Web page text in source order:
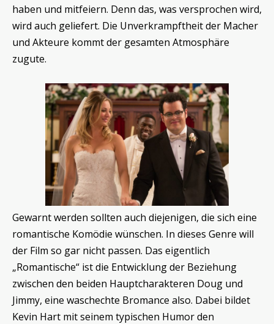
haben und mitfeiern. Denn das, was versprochen wird,
wird auch geliefert. Die Unverkrampftheit der Macher
und Akteure kommt der gesamten Atmosphäre
zugute.
Gewarnt werden sollten auch diejenigen, die sich eine
romantische Komödie wünschen. In dieses Genre will
der Film so gar nicht passen. Das eigentlich
„Romantische“ ist die Entwicklung der Beziehung
zwischen den beiden Hauptcharakteren Doug und
Jimmy, eine waschechte Bromance also. Dabei bildet
Kevin Hart mit seinem typischen Humor den